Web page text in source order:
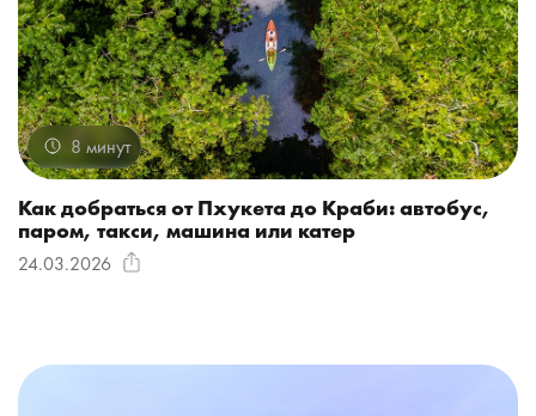
8 минут
Как добраться от Пхукета до Краби: автобус,
паром, такси, машина или катер
24.03.2026